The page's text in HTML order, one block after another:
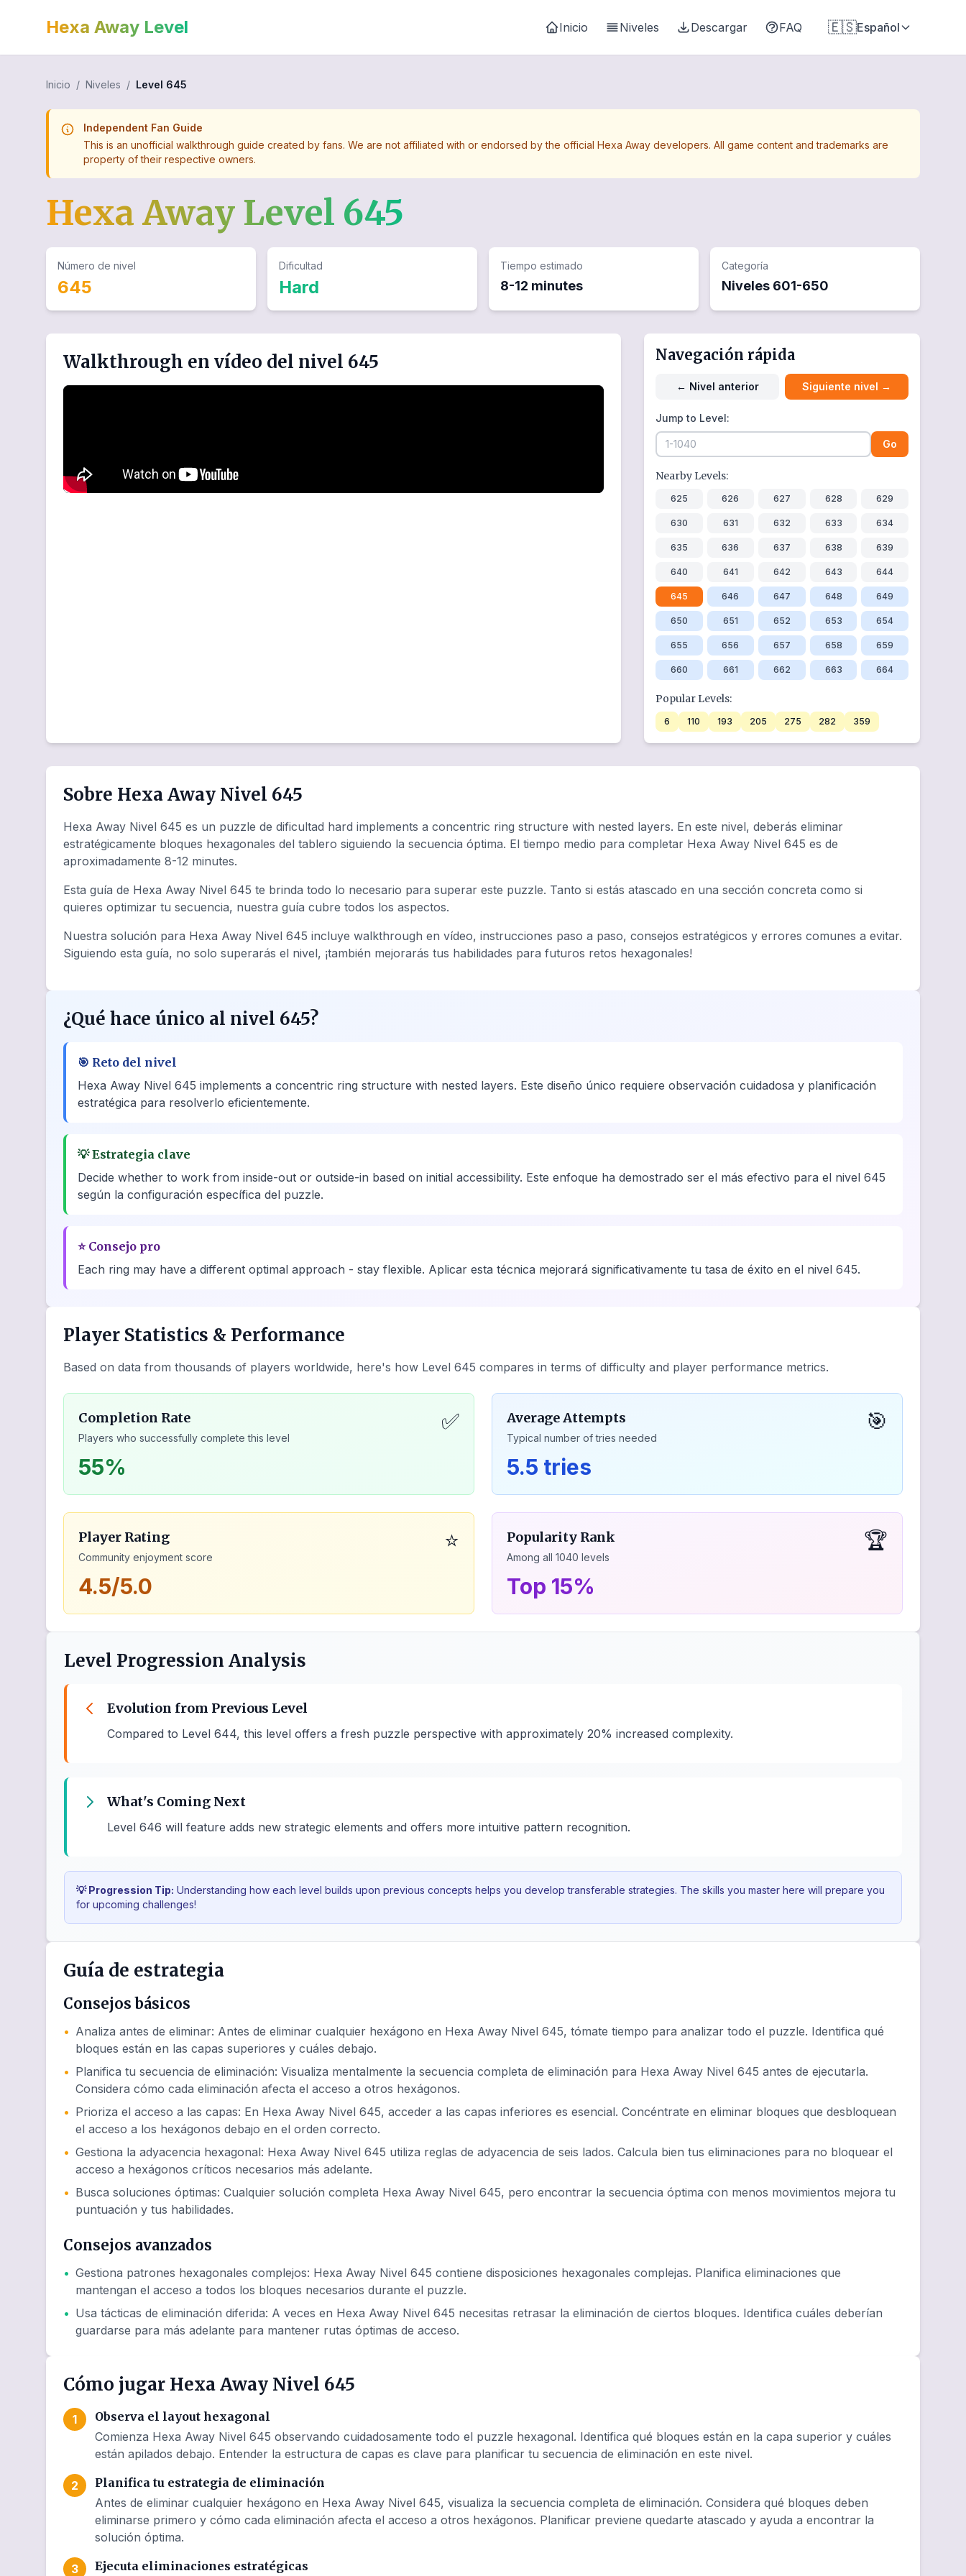
Hexa Away Level Inicio Niveles Descargar FAQ 🇪🇸Español
Inicio / Niveles / Level 645
Independent Fan Guide
This is an unofficial walkthrough guide created by fans. We are not affiliated with or endorsed by the official Hexa Away developers. All game content and trademarks are
property of their respective owners.
Hexa Away Level 645
Número de nivel
645
Dificultad
Hard
Tiempo estimado
8-12 minutes
Categoría
Niveles 601-650
Walkthrough en vídeo del nivel 645 Navegación rápida
← Nivel anterior Siguiente nivel →
Jump to Level:
Go
Nearby Levels:
625 626 627 628 629
630 631 632 633 634
635 636 637 638 639
640 641 642 643 644
645 646 647 648 649
650 651 652 653 654
655 656 657 658 659
660 661 662 663 664
Popular Levels:
6 110 193 205 275 282 359
Sobre Hexa Away Nivel 645
Hexa Away Nivel 645 es un puzzle de dificultad hard implements a concentric ring structure with nested layers. En este nivel, deberás eliminar
estratégicamente bloques hexagonales del tablero siguiendo la secuencia óptima. El tiempo medio para completar Hexa Away Nivel 645 es de
aproximadamente 8-12 minutes.
Esta guía de Hexa Away Nivel 645 te brinda todo lo necesario para superar este puzzle. Tanto si estás atascado en una sección concreta como si
quieres optimizar tu secuencia, nuestra guía cubre todos los aspectos.
Nuestra solución para Hexa Away Nivel 645 incluye walkthrough en vídeo, instrucciones paso a paso, consejos estratégicos y errores comunes a evitar.
Siguiendo esta guía, no solo superarás el nivel, ¡también mejorarás tus habilidades para futuros retos hexagonales!
¿Qué hace único al nivel 645?
🎯 Reto del nivel
Hexa Away Nivel 645 implements a concentric ring structure with nested layers. Este diseño único requiere observación cuidadosa y planificación
estratégica para resolverlo eficientemente.
💡Estrategia clave
Decide whether to work from inside-out or outside-in based on initial accessibility. Este enfoque ha demostrado ser el más efectivo para el nivel 645
según la configuración específica del puzzle.
⭐ Consejo pro
Each ring may have a different optimal approach - stay flexible. Aplicar esta técnica mejorará significativamente tu tasa de éxito en el nivel 645.
Player Statistics & Performance
Based on data from thousands of players worldwide, here's how Level 645 compares in terms of difficulty and player performance metrics.
Completion Rate
Players who successfully complete this level
✅
55%
Average Attempts
Typical number of tries needed
🎯
5.5 tries
Player Rating
Community enjoyment score
⭐
4.5/5.0
Popularity Rank
Among all 1040 levels
🏆
Top 15%
Level Progression Analysis
Evolution from Previous Level
Compared to Level 644, this level offers a fresh puzzle perspective with approximately 20% increased complexity.
What's Coming Next
Level 646 will feature adds new strategic elements and offers more intuitive pattern recognition.
💡 Progression Tip: Understanding how each level builds upon previous concepts helps you develop transferable strategies. The skills you master here will prepare you
for upcoming challenges!
Guía de estrategia
Consejos básicos
• Analiza antes de eliminar: Antes de eliminar cualquier hexágono en Hexa Away Nivel 645, tómate tiempo para analizar todo el puzzle. Identifica qué
bloques están en las capas superiores y cuáles debajo.
• Planifica tu secuencia de eliminación: Visualiza mentalmente la secuencia completa de eliminación para Hexa Away Nivel 645 antes de ejecutarla.
Considera cómo cada eliminación afecta el acceso a otros hexágonos.
• Prioriza el acceso a las capas: En Hexa Away Nivel 645, acceder a las capas inferiores es esencial. Concéntrate en eliminar bloques que desbloquean
el acceso a los hexágonos debajo en el orden correcto.
• Gestiona la adyacencia hexagonal: Hexa Away Nivel 645 utiliza reglas de adyacencia de seis lados. Calcula bien tus eliminaciones para no bloquear el
acceso a hexágonos críticos necesarios más adelante.
• Busca soluciones óptimas: Cualquier solución completa Hexa Away Nivel 645, pero encontrar la secuencia óptima con menos movimientos mejora tu
puntuación y tus habilidades.
Consejos avanzados
• Gestiona patrones hexagonales complejos: Hexa Away Nivel 645 contiene disposiciones hexagonales complejas. Planifica eliminaciones que
mantengan el acceso a todos los bloques necesarios durante el puzzle.
• Usa tácticas de eliminación diferida: A veces en Hexa Away Nivel 645 necesitas retrasar la eliminación de ciertos bloques. Identifica cuáles deberían
guardarse para más adelante para mantener rutas óptimas de acceso.
Cómo jugar Hexa Away Nivel 645
1
Observa el layout hexagonal
Comienza Hexa Away Nivel 645 observando cuidadosamente todo el puzzle hexagonal. Identifica qué bloques están en la capa superior y cuáles
están apilados debajo. Entender la estructura de capas es clave para planificar tu secuencia de eliminación en este nivel.
2
Planifica tu estrategia de eliminación
Antes de eliminar cualquier hexágono en Hexa Away Nivel 645, visualiza la secuencia completa de eliminación. Considera qué bloques deben
eliminarse primero y cómo cada eliminación afecta el acceso a otros hexágonos. Planificar previene quedarte atascado y ayuda a encontrar la
solución óptima.
3 Ejecuta eliminaciones estratégicas